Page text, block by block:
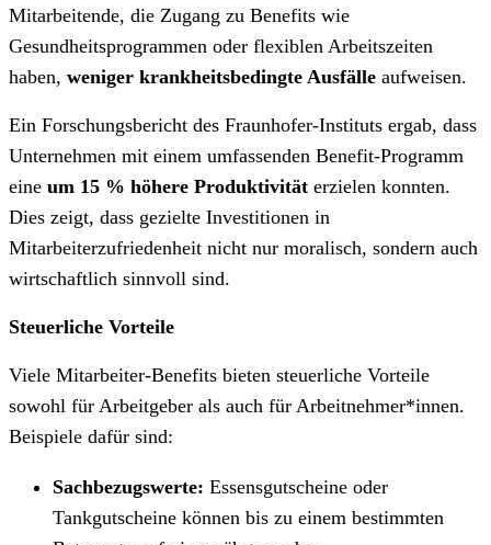
Mitarbeitende, die Zugang zu Benefits wie
Gesundheitsprogrammen oder flexiblen Arbeitszeiten
haben, weniger krankheitsbedingte Ausfälle aufweisen.
Ein Forschungsbericht des Fraunhofer-Instituts ergab, dass
Unternehmen mit einem umfassenden Benefit-Programm
eine um 15 % höhere Produktivität erzielen konnten.
Dies zeigt, dass gezielte Investitionen in
Mitarbeiterzufriedenheit nicht nur moralisch, sondern auch
wirtschaftlich sinnvoll sind.
Steuerliche Vorteile
Viele Mitarbeiter-Benefits bieten steuerliche Vorteile
sowohl für Arbeitgeber als auch für Arbeitnehmer*innen.
Beispiele dafür sind:
Sachbezugswerte: Essensgutscheine oder
Tankgutscheine können bis zu einem bestimmten